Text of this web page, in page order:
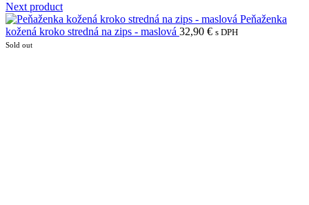
Next product
Peňaženka
kožená kroko stredná na zips - maslová 32,90 € s DPH
Sold out